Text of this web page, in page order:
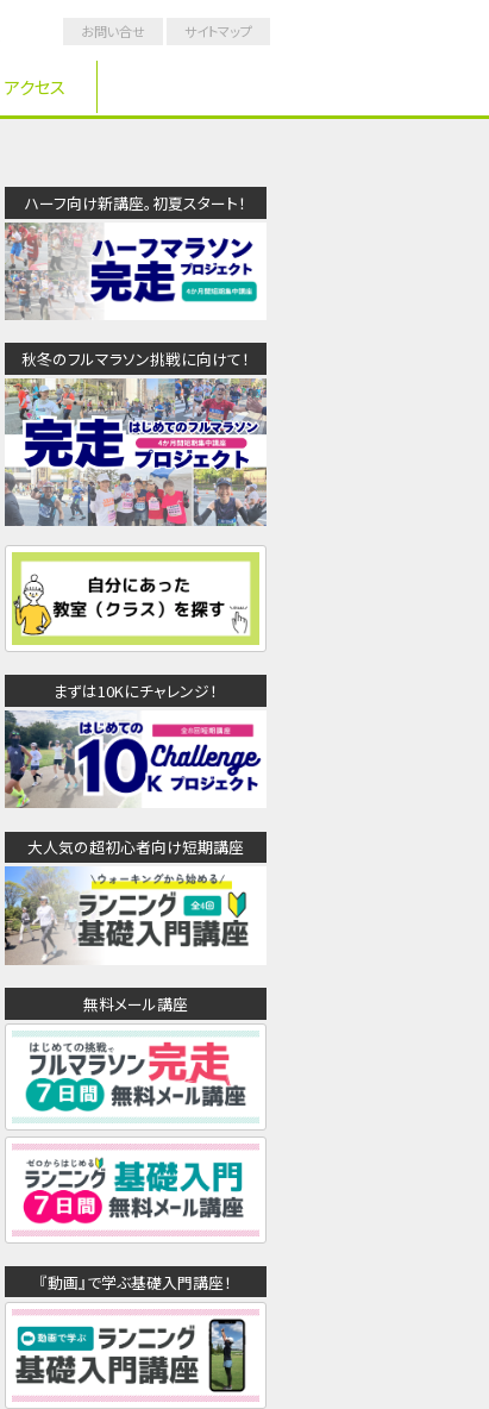
アクセス
お問い合せ サイトマップ
ハーフ向け新講座。初夏スタート！
秋冬のフルマラソン挑戦に向けて！
まずは10Kにチャレンジ！
大人気の超初心者向け短期講座
無料メール講座
『動画』で学ぶ基礎入門講座！